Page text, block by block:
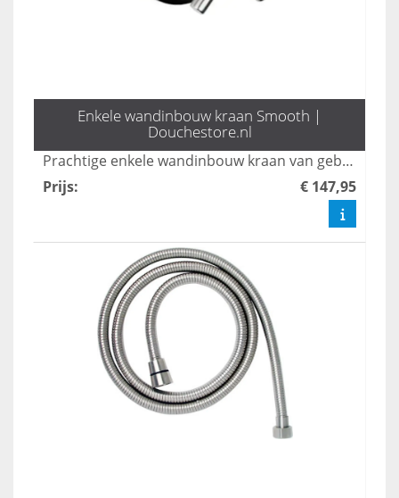
Enkele wandinbouw kraan Smooth |
Douchestore.nl
Prachtige enkele wandinbouw kraan van geborsteld rvs 304.
Prijs: € 147,95